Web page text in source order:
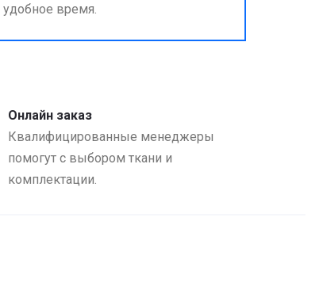
время.
Онлайн заказ
Квалифицированные менеджеры
помогут с выбором ткани и
комплектации.